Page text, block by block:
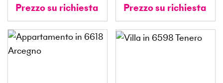
Prezzo su richiesta Prezzo su richiesta